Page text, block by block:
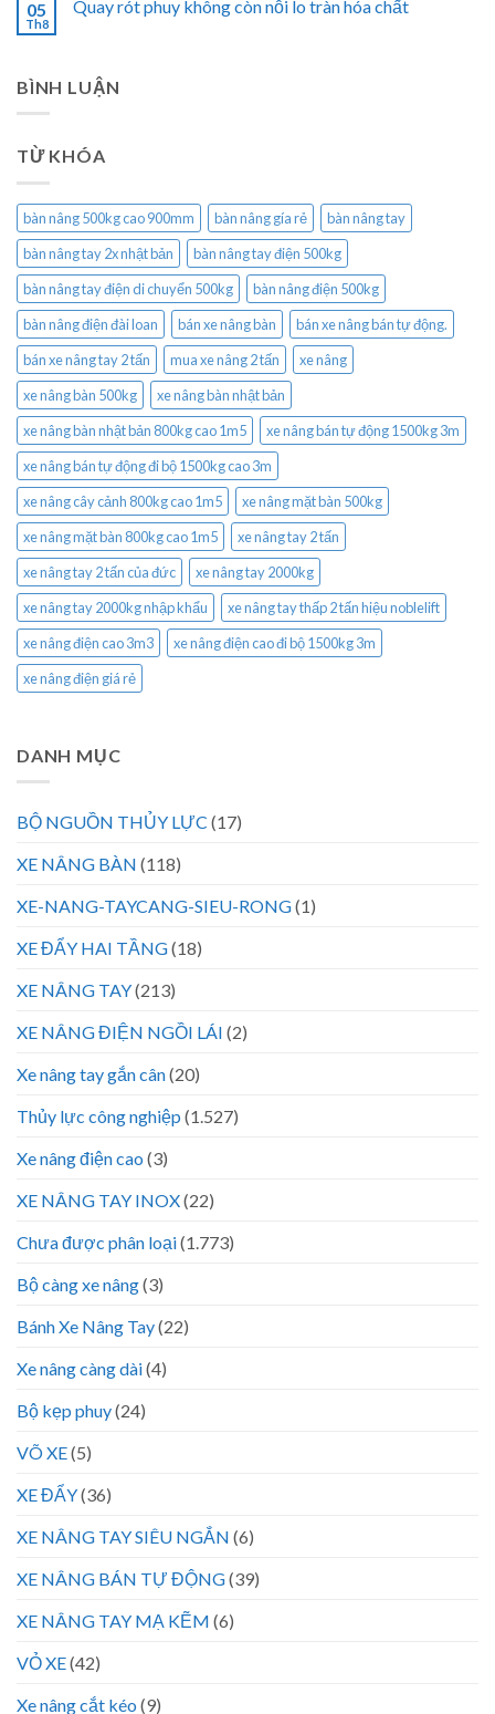
05
Th8
Quay rót phuy không còn nỗi lo tràn hóa chất
BÌNH LUẬN
TỪ KHÓA
bàn nâng 500kg cao 900mm bàn nâng gía rẻ
bàn nâng tay
bàn nâng tay 2x nhật bản
bàn nâng tay điện 500kg
bàn nâng tay điện di chuyển 500kg
bàn nâng điện 500kg
bàn nâng điện đài loan
bán xe nâng bàn
bán xe nâng bán tự động.
bán xe nâng tay 2 tấn
mua xe nâng 2 tấn
xe nâng
xe nâng bàn 500kg
xe nâng bàn nhật bản
xe nâng bàn nhật bản 800kg cao 1m5
xe nâng bán tự động 1500kg 3m
xe nâng bán tự động đi bộ 1500kg cao 3m
xe nâng cây cảnh 800kg cao 1m5
xe nâng mặt bàn 500kg
xe nâng mặt bàn 800kg cao 1m5
xe nâng tay 2 tấn
xe nâng tay 2 tấn của đức
xe nâng tay 2000kg
xe nâng tay 2000kg nhập khẩu
xe nâng tay thấp 2 tấn hiệu noblelift
xe nâng điện cao 3m3
xe nâng điện cao đi bộ 1500kg 3m
xe nâng điện giá rẻ
DANH MỤC
BỘ NGUỒN THỦY LỰC (17)
XE NÂNG BÀN (118)
XE-NANG-TAYCANG-SIEU-RONG(1)
XE ĐẨY HAI TẦNG(18)
XE NÂNG TAY(213)
XE NÂNG ĐIỆN NGỒI LÁI (2)
Xe nâng tay gắn cân(20)
Thủy lực công nghiệp (1.527)
Xe nâng điện cao (3)
XE NÂNG TAY INOX(22)
Chưa được phân loại(1.773)
Bộ càng xe nâng(3)
Bánh Xe Nâng Tay(22)
Xe nâng càng dài(4)
Bộ kẹp phuy(24)
VÕ XE(5)
XE ĐẨY(36)
XE NÂNG TAY SIÊU NGẮN (6)
XE NÂNG BÁN TỰ ĐỘNG(39)
XE NÂNG TAY MẠ KẼM (6)
VỎ XE(42)
Xe nâng cắt kéo (9)